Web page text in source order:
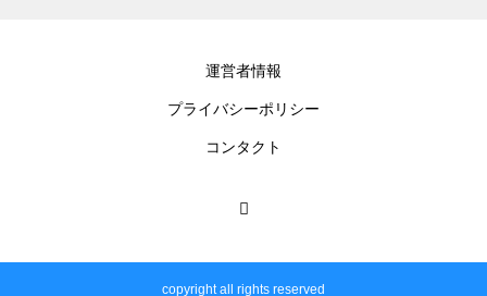
運営者情報
プライバシーポリシー
コンタクト
copyright all rights reserved